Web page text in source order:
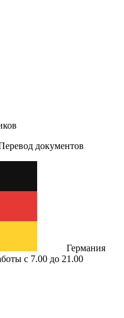
документов
Германия
с 7.00 до 21.00